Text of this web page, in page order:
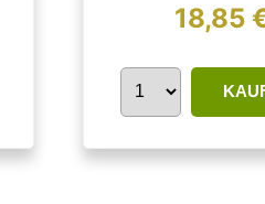
18,85